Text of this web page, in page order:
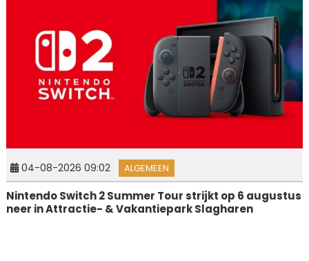
04-08-2026 09:02 ALGEMEEN
Nintendo Switch 2 Summer Tour strijkt op 6 augustus
neer in Attractie- & Vakantiepark Slagharen